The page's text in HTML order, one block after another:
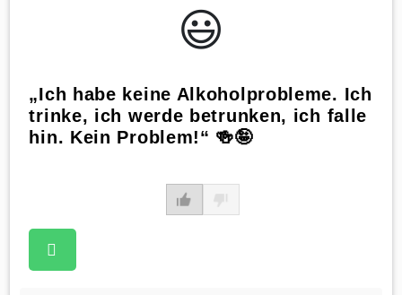
😃️
„Ich habe keine Alkoholprobleme. Ich
trinke, ich werde betrunken, ich falle
hin. Kein Problem!“ 🍻🤪